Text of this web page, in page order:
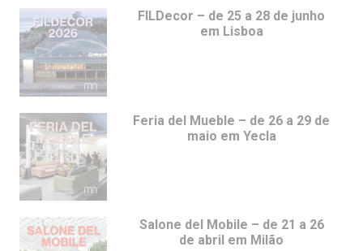
FILDecor – de 25 a 28 de junho
em Lisboa
Feria del Mueble – de 26 a 29 de
maio em Yecla
Salone del Mobile – de 21 a 26
de abril em Milão